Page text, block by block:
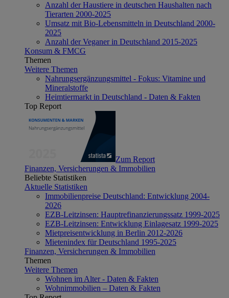
Anzahl der Haustiere in deutschen Haushalten nach
Tierarten 2000-2025
Umsatz mit Bio-Lebensmitteln in Deutschland 2000-
2025
Anzahl der Veganer in Deutschland 2015-2025
Konsum & FMCG
Themen
Weitere Themen
Nahrungsergänzungsmittel - Fokus: Vitamine und
Mineralstoffe
Heimtiermarkt in Deutschland - Daten & Fakten
Top Report
Zum Report
Finanzen, Versicherungen & Immobilien
Beliebte Statistiken
Aktuelle Statistiken
Immobilienpreise Deutschland: Entwicklung 2004-
2026
EZB-Leitzinsen: Hauptrefinanzierungssatz 1999-2025
EZB-Leitzinsen: Entwicklung Einlagesatz 1999-2025
Mietpreisentwicklung in Berlin 2012-2026
Mietenindex für Deutschland 1995-2025
Finanzen, Versicherungen & Immobilien
Themen
Weitere Themen
Wohnen im Alter - Daten & Fakten
Wohnimmobilien – Daten & Fakten